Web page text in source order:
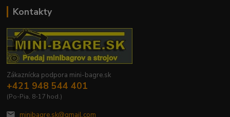
Kontakty
Zákaznícka podpora mini-bagre.sk
+421 948 544 401
(Po-Pia, 8-17 hod.)
minibagre.sk@gmail.com